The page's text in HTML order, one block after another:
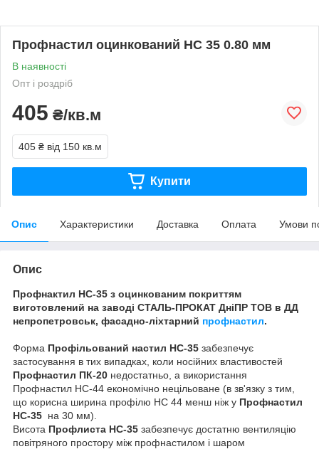
Профнастил оцинкований НС 35 0.80 мм
В наявності
Опт і роздріб
405 ₴/кв.м
405 ₴ від 150 кв.м
Купити
Опис Характеристики Доставка Оплата Умови
Опис
Профнактил НС-35 з оцинкованим покриттям
виготовлений на заводі СТАЛЬ-ПРОКАТ ДніПР ТОВ в ДД
непропетровськ, фасадно-ліхтарний профнастил.
Форма Профільований настил НС-35 забезпечує
застосування в тих випадках, коли носійних властивостей
Профнастил ПК-20 недостатньо, а використання
Профнастил НС-44 економічно нецільоване (в зв'язку з тим,
що корисна ширина профілю НС 44 менш ніж у Профнастил
НС-35 на 30 мм).
Висота Профлиста НС-35 забезпечує достатню вентиляцію
повітряного простору між профнастилом і шаром